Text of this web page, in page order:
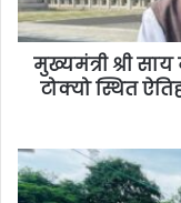
मुख्यमंत्री श्री
टोक्यो स्थित